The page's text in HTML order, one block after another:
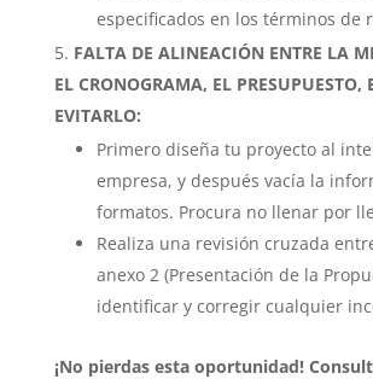
especificados en los términos de
FALTA DE ALINEACIÓN ENTRE LA
EL CRONOGRAMA, EL PRESUPUESTO,
EVITARLO:
Primero diseña tu proyecto al
empresa, y después vacía la
formatos. Procura no llenar por
Realiza una revisión cruzada
anexo 2 (Presentación de la
identificar y corregir cualquier
¡No pierdas esta oportunidad!